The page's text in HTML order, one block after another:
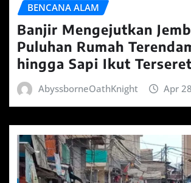
BENCANA ALAM
Banjir Mengejutkan
Puluhan Rumah
hingga Sapi Ikut Terseret
AbyssborneOathKnight Apr